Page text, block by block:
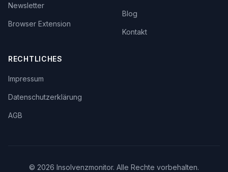
Newsletter
Browser Extension
Blog
Kontakt
RECHTLICHES
Impressum
Datenschutzerklärung
AGB
© 2026 Insolvenzmonitor. Alle Rechte vorbehalten.